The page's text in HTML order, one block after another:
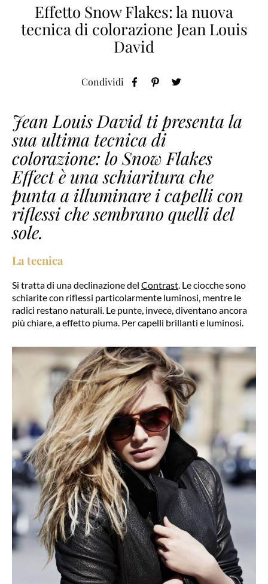
Effetto Snow Flakes: la nuova
tecnica di colorazione Jean Louis
David
Condividi
Jean Louis David ti presenta la
sua ultima tecnica di
colorazione: lo Snow Flakes
Effect è una schiaritura che
punta a illuminare i capelli con
riflessi che sembrano quelli del
sole.
La tecnica
Si tratta di una declinazione del Contrast. Le ciocche sono
schiarite con riflessi particolarmente luminosi, mentre le
radici restano naturali. Le punte, invece, diventano ancora
più chiare, a effetto piuma. Per capelli brillanti e luminosi.